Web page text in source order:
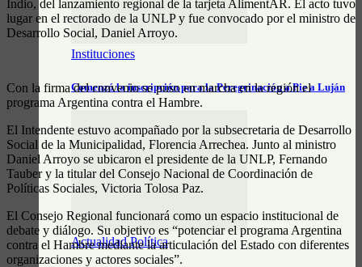
Instituciones
Comenzó la inscripción para la Peregrinación a Pie a Luján
Actualidad Política
Indio, del lanzamiento regional de la tarjeta AlimentAR. El acto tuvo
lugar en el rectorado de la UNLP y fue convocado por el ministro de
Desarrollo Social, Daniel Arroyo.
Con la firma del convenio sepuso en marcha en la región el
programa Argentina contra el Hambre.
El Intendente estuvo acompañado por la subsecretaria de Desarrollo
Social de la Municipalidad, Florencia Arrechea. Junto al ministro
Daniel Arroyo se ubicaron el presidente de la UNLP, Fernando
Tauber y la titular del Consejo Nacional de Coordinación de
Políticas Sociales, Victoria Tolosa Paz.
El Consejo Regional funcionará como un espacio institucional de
debate y diálogo. Su objetivo es “potenciar el programa Argentina
contra el Hambre mediante la articulación del Estado con diferentes
organizaciones y actores sociales”.